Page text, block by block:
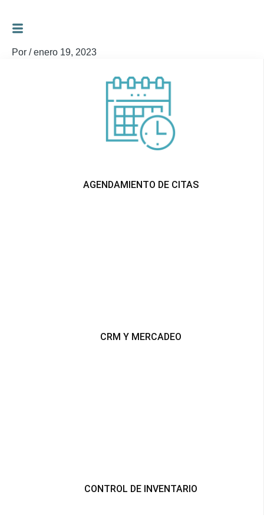
contenido
Por /enero 19, 2023
AGENDAMIENTO DE CITAS
CRM Y MERCADEO
CONTROL DE INVENTARIO